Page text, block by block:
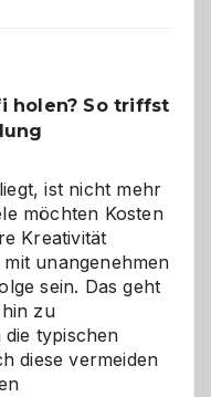
holen? So triffst
ist nicht mehr
möchten Kosten
Kreativität
unangenehmen
sein. Das geht
zu
die typischen
diese vermeiden